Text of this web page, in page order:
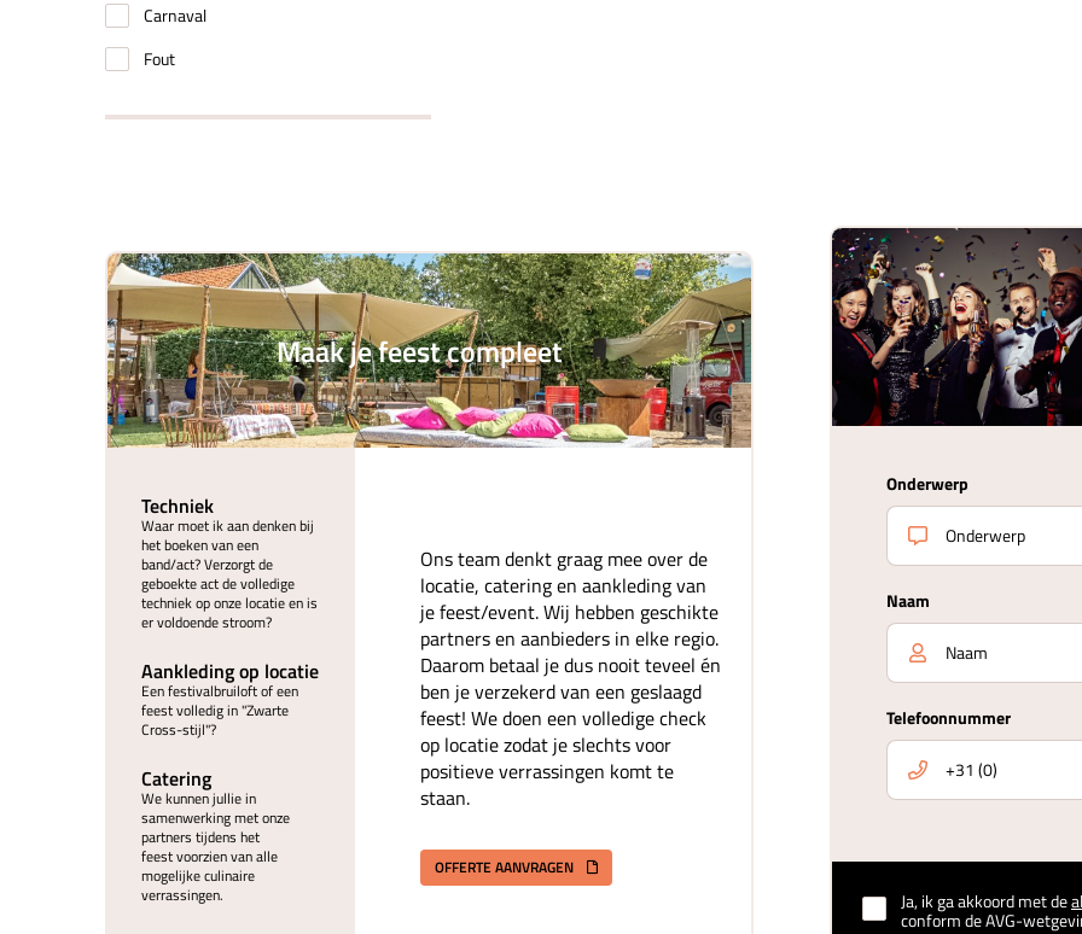
Carnaval
Fout
Maak je feest compleet
Techniek
Waar moet ik aan denken bij
het boeken van een
band/act? Verzorgt de
geboekte act de volledige
techniek op onze locatie en is
er voldoende stroom?
Aankleding op locatie
Een festivalbruiloft of een
feest volledig in "Zwarte
Cross-stijl"?
Catering
We kunnen jullie in
samenwerking met onze
partners tijdens het
feest voorzien van alle
mogelijke culinaire
verrassingen.
Ons team denkt graag mee over de
locatie, catering en aankleding van
je feest/event. Wij hebben geschikte
partners en aanbieders in elke regio.
Daarom betaal je dus nooit teveel én
ben je verzekerd van een geslaagd
feest! We doen een volledige check
op locatie zodat je slechts voor
positieve verrassingen komt te
staan.
OFFERTE AANVRAGEN
Onderwerp
Naam
Telefoonnummer
Ja, ik ga akkoord met de
conform de AVG-